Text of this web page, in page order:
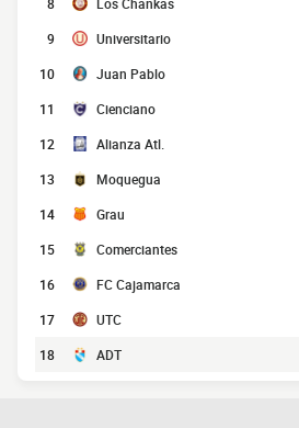
9 Universitario
10 Juan Pablo
11 Cienciano
12 Alianza Atl.
13 Moquegua
14 Grau
15 Comerciantes
16 FC Cajamarca
17 UTC
18 ADT